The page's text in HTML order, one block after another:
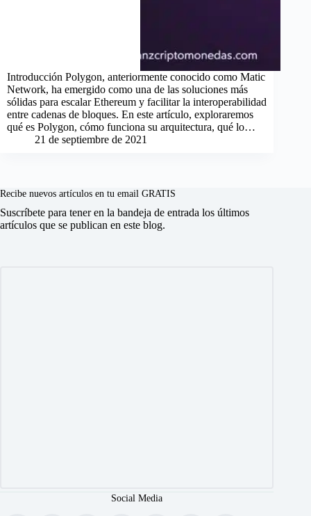
Introducción Polygon, anteriormente conocido como Matic
Network, ha emergido como una de las soluciones más
sólidas para escalar Ethereum y facilitar la interoperabilidad
entre cadenas de bloques. En este artículo, exploraremos
qué es Polygon, cómo funciona su arquitectura, qué lo…
21 de septiembre de 2021
Recibe nuevos artículos en tu email GRATIS
Suscríbete para tener en la bandeja de entrada los últimos
artículos que se publican en este blog.
Social Media